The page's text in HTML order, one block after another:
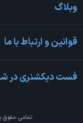
وبلاگ
قوانین و ارتباط با ما
فست دیکشنری در
تمامی حقوق